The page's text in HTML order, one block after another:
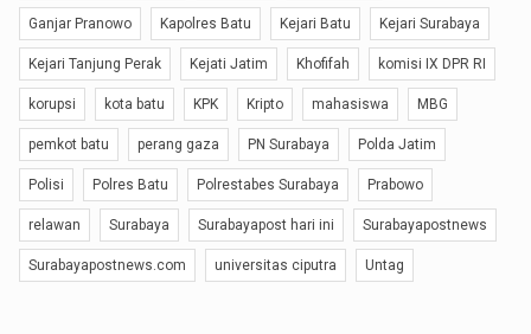
Ganjar Pranowo Kapolres Batu Kejari Batu Kejari Surabaya
Kejari Tanjung Perak Kejati Jatim Khofifah komisi IX DPR RI
korupsi kota batu KPK Kripto mahasiswa MBG
pemkot batu perang gaza PN Surabaya Polda Jatim
Polisi Polres Batu Polrestabes Surabaya Prabowo
relawan Surabaya Surabayapost hari ini Surabayapostnews
Surabayapostnews.com universitas ciputra Untag